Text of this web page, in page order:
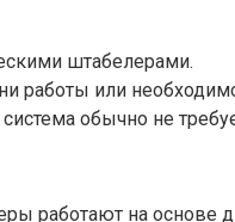
штабелерами.
работы или
обычно не
работают на основе